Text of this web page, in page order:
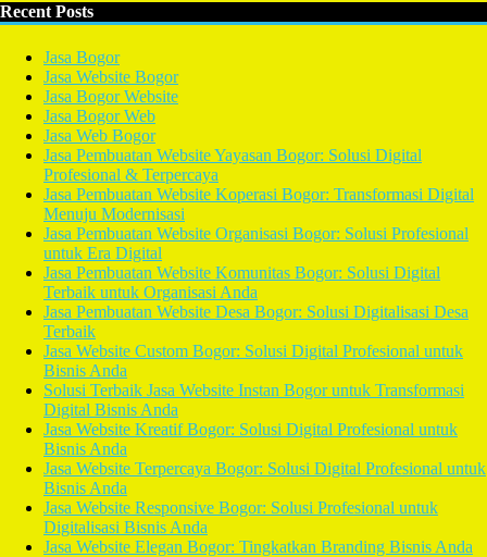
Recent Posts
Jasa Bogor
Jasa Website Bogor
Jasa Bogor Website
Jasa Bogor Web
Jasa Web Bogor
Jasa Pembuatan Website Yayasan Bogor: Solusi Digital
Profesional & Terpercaya
Jasa Pembuatan Website Koperasi Bogor: Transformasi Digital
Menuju Modernisasi
Jasa Pembuatan Website Organisasi Bogor: Solusi Profesional
untuk Era Digital
Jasa Pembuatan Website Komunitas Bogor: Solusi Digital
Terbaik untuk Organisasi Anda
Jasa Pembuatan Website Desa Bogor: Solusi Digitalisasi Desa
Terbaik
Jasa Website Custom Bogor: Solusi Digital Profesional untuk
Bisnis Anda
Solusi Terbaik Jasa Website Instan Bogor untuk Transformasi
Digital Bisnis Anda
Jasa Website Kreatif Bogor: Solusi Digital Profesional untuk
Bisnis Anda
Jasa Website Terpercaya Bogor: Solusi Digital Profesional untuk
Bisnis Anda
Jasa Website Responsive Bogor: Solusi Profesional untuk
Digitalisasi Bisnis Anda
Jasa Website Elegan Bogor: Tingkatkan Branding Bisnis Anda